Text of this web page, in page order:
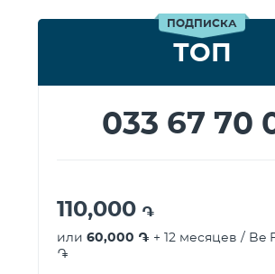
ПОДПИСКА
ТОП
033 67 70
110,000 ֏
или 60,000 ֏ + 12 месяцев / Be
֏